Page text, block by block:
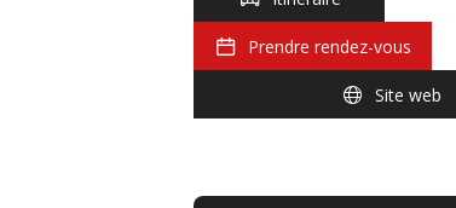
Prendre rendez-vous
Site web